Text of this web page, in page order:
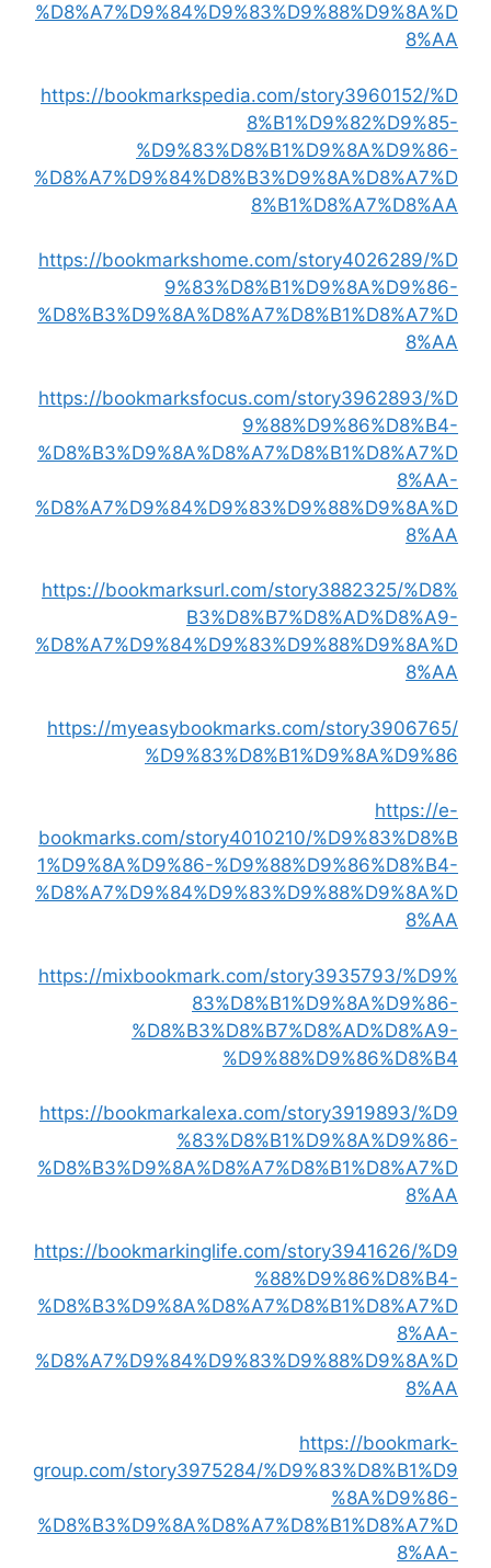
%D8%A7%D9%84%D9%83%D9%88%D9%8A%D
8%AA
https://bookmarkspedia.com/story3960152/%D
8%B1%D9%82%D9%85-
%D9%83%D8%B1%D9%8A%D9%86-
%D8%A7%D9%84%D8%B3%D9%8A%D8%A7%D
8%B1%D8%A7%D8%AA
https://bookmarkshome.com/story4026289/%D
9%83%D8%B1%D9%8A%D9%86-
%D8%B3%D9%8A%D8%A7%D8%B1%D8%A7%D
8%AA
https://bookmarksfocus.com/story3962893/%D
9%88%D9%86%D8%B4-
%D8%B3%D9%8A%D8%A7%D8%B1%D8%A7%D
8%AA-
%D8%A7%D9%84%D9%83%D9%88%D9%8A%D
8%AA
https://bookmarksurl.com/story3882325/%D8%
B3%D8%B7%D8%AD%D8%A9-
%D8%A7%D9%84%D9%83%D9%88%D9%8A%D
8%AA
https://myeasybookmarks.com/story3906765/
%D9%83%D8%B1%D9%8A%D9%86
https://e-
bookmarks.com/story4010210/%D9%83%D8%B
1%D9%8A%D9%86-%D9%88%D9%86%D8%B4-
%D8%A7%D9%84%D9%83%D9%88%D9%8A%D
8%AA
https://mixbookmark.com/story3935793/%D9%
83%D8%B1%D9%8A%D9%86-
%D8%B3%D8%B7%D8%AD%D8%A9-
%D9%88%D9%86%D8%B4
https://bookmarkalexa.com/story3919893/%D9
%83%D8%B1%D9%8A%D9%86-
%D8%B3%D9%8A%D8%A7%D8%B1%D8%A7%D
8%AA
https://bookmarkinglife.com/story3941626/%D9
%88%D9%86%D8%B4-
%D8%B3%D9%8A%D8%A7%D8%B1%D8%A7%D
8%AA-
%D8%A7%D9%84%D9%83%D9%88%D9%8A%D
8%AA
https://bookmark-
group.com/story3975284/%D9%83%D8%B1%D9
%8A%D9%86-
%D8%B3%D9%8A%D8%A7%D8%B1%D8%A7%D
8%AA-